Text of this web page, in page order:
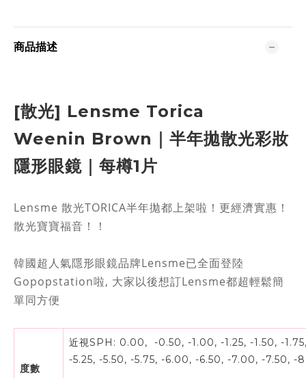
商品描述
[散光] Lensme Torica
Weenin Brown
｜半年拋散光彩妝
隱形眼鏡｜每樽1片
Lensme 散光TORICA半年拋都上架啦！更經濟實惠！
散光寶寶福音！！
韓國超人氣隱形眼鏡品牌Lensme已全面登陸
Gopopstation啦, 大家以後想訂Lensme都超輕鬆簡
單同方便
度數
近視SPH: 0.00, -0.50, -1.00, -1.25, -1.50, -
-5.25, -5.50, -5.75, -6.00, -6.50, -7.00, -7.50,